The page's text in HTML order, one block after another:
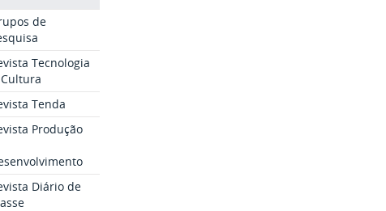
de
Tecnologia
Tenda
Produção
Diário de